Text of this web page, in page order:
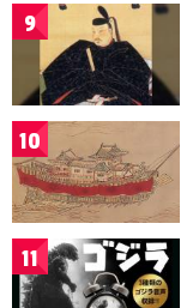
9
10
11